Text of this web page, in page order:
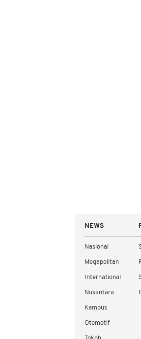
NEWS
Nasional
Megapolitan
International
Nusantara
Kampus
Otomotif